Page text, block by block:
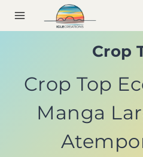
Crop
Crop Top
Manga